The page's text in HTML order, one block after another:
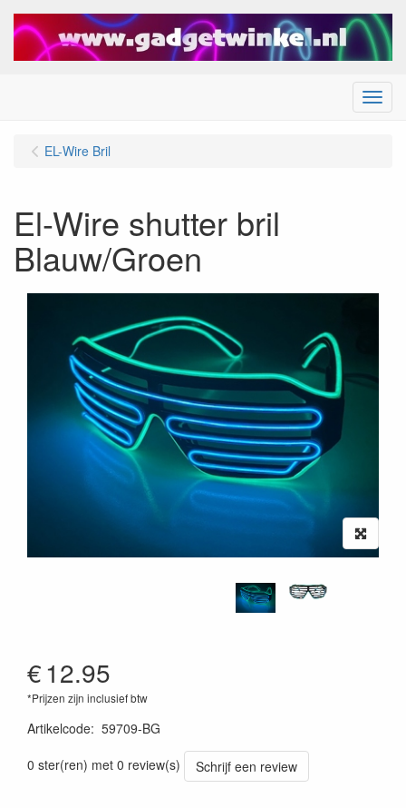
Menu
EL-Wire Bril
El-Wire shutter bril
Blauw/Groen
€12.95
*Prijzen zijn inclusief btw
Artikelcode: 59709-BG
0 ster(ren) met 0 review(s)
Schrijf een review